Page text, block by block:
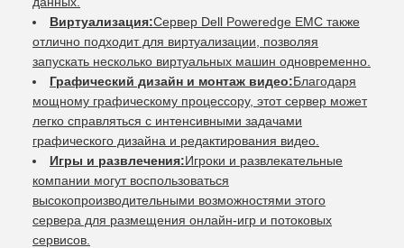
Виртуализация:Сервер Dell Poweredge EMC также
отлично подходит для виртуализации, позволяя
запускать несколько виртуальных машин одновременно.
Графический дизайн и монтаж видео:Благодаря
мощному графическому процессору, этот сервер может
легко справляться с интенсивными задачами
графического дизайна и редактирования видео.
Игры и развлечения:Игроки и развлекательные
компании могут воспользоваться
высокопроизводительными возможностями этого
сервера для размещения онлайн-игр и потоковых
сервисов.